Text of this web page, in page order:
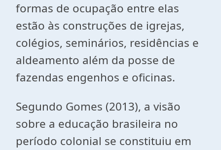
formas de ocupação entre elas
estão às construções de igrejas,
colégios, seminários, residências e
aldeamento além da posse de
fazendas engenhos e oficinas.
Segundo Gomes (2013), a visão
sobre a educação brasileira no
período colonial se constituiu em